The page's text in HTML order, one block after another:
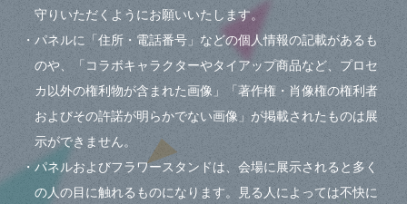
守りいただくようにお願いいたします。
・パネルに「住所・電話番号」などの個人情報の記載があるも
のや、「コラボキャラクターやタイアップ商品など、プロセ
カ以外の権利物が含まれた画像」「著作権・肖像権の権利者
およびその許諾が明らかでない画像」が掲載されたものは展
示ができません。
・パネルおよびフラワースタンドは、会場に展示されると多く
の人の目に触れるものになります。見る人によっては不快に